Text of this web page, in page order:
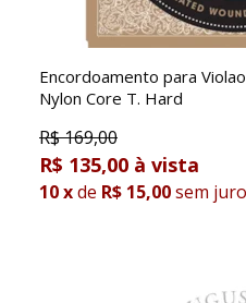
Encordoamento para
Nylon Core T. Hard
R$169,00
R$ 135,00
10xde R$ 15,00sem